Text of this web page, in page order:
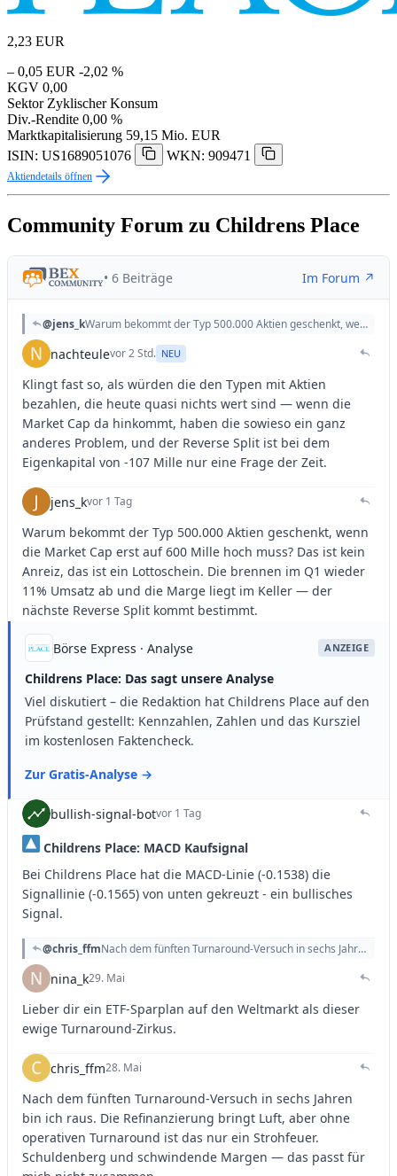
2,23 EUR
– 0,05 EUR -2,02 %
KGV 0,00
Sektor Zyklischer Konsum
Div.-Rendite 0,00 %
Marktkapitalisierung 59,15 Mio. EUR
ISIN: US1689051076
WKN: 909471
Aktiendetails öffnen
Community Forum zu Childrens Place